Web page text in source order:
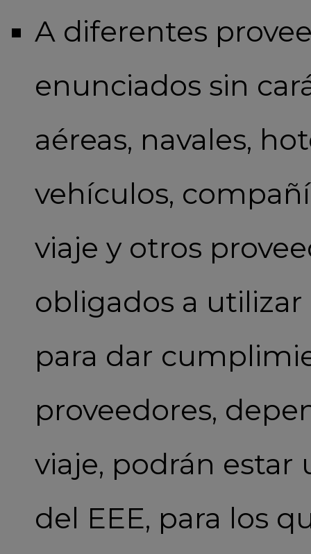
A diferentes
enunciados sin
aéreas, navales,
vehículos,
viaje y otros
obligados a utilizar
para dar
proveedores,
viaje, podrán estar
del EEE, para los